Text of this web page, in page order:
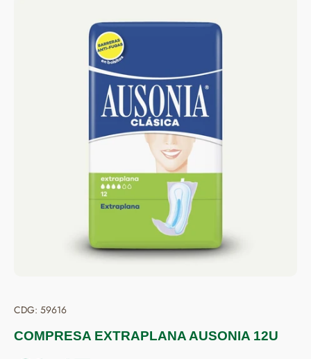
CDG: 59616
COMPRESA EXTRAPLANA AUSONIA 12U